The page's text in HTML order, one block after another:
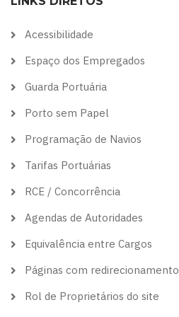
themethemevisibility
theme
Acessibilidade
Espaço dos Empregados
Guarda Portuária
Porto sem Papel
Programação de Navios
Tarifas Portuárias
RCE / Concorrência
Agendas de Autoridades
Equivalência entre Cargos
Páginas com redirecionamento
Rol de Proprietários do site